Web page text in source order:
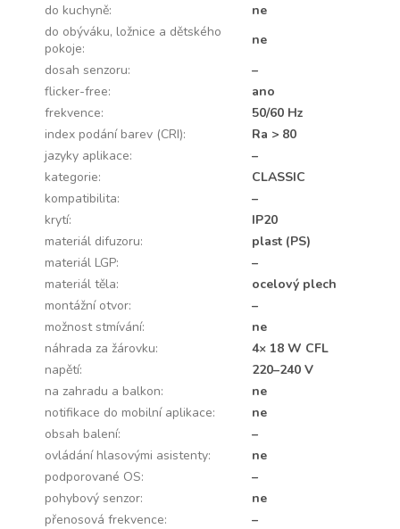
do kuchyně:
ne
do obýváku, ložnice a dětského
pokoje:
ne
dosah senzoru:
–
flicker-free:
ano
frekvence:
50/60 Hz
index podání barev (CRI):
Ra > 80
jazyky aplikace:
–
kategorie:
CLASSIC
kompatibilita:
–
krytí:
IP20
materiál difuzoru:
plast (PS)
materiál LGP:
–
materiál těla:
ocelový plech
montážní otvor:
–
možnost stmívání:
ne
náhrada za žárovku:
4× 18 W CFL
napětí:
220–240 V
na zahradu a balkon:
ne
notifikace do mobilní aplikace:
ne
obsah balení:
–
ovládání hlasovými asistenty:
ne
podporované OS:
–
pohybový senzor:
ne
přenosová frekvence:
–